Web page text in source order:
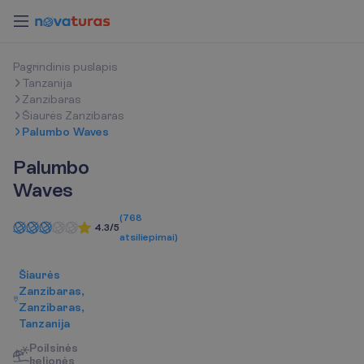
Pagrindinis puslapis
Tanzanija
Zanzibaras
Šiaurės Zanzibaras
Palumbo Waves
Palumbo
Waves
4.3/5
(768
atsiliepimai)
Šiaurės
Zanzibaras,
Zanzibaras,
Tanzanija
Poilsinės
kelionės